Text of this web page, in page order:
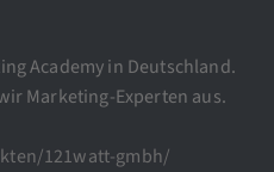
Academy in Deutschland.
Marketing-Experten aus.
121watt-gmbh/